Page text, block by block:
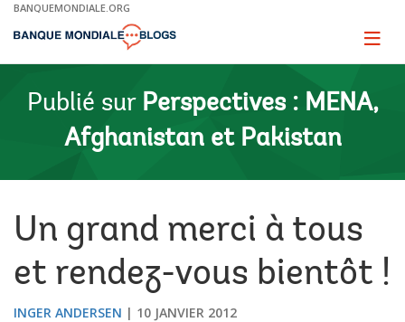
Skip
Main
BANQUEMONDIALE.ORG
Page
Publié sur Perspectives : MENA,
Afghanistan et Pakistan
Un grand merci à tous
et rendez-vous bientôt !
INGER ANDERSEN 10 JANVIER 2012